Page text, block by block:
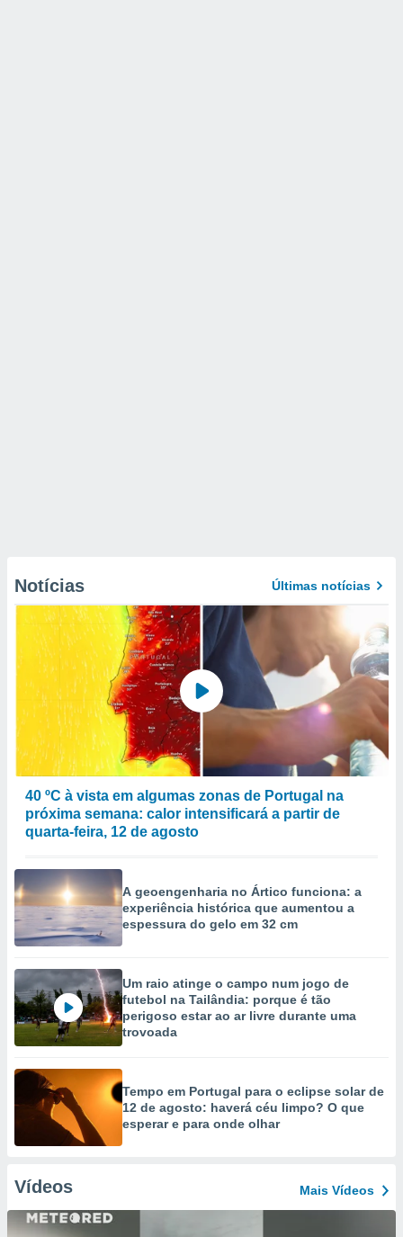
Notícias Últimas notícias
40 ºC à vista em algumas zonas de Portugal na
próxima semana: calor intensificará a partir de
quarta-feira, 12 de agosto
A geoengenharia no Ártico funciona: a
experiência histórica que aumentou a
espessura do gelo em 32 cm
Um raio atinge o campo num jogo de
futebol na Tailândia: porque é tão
perigoso estar ao ar livre durante uma
trovoada
Tempo em Portugal para o eclipse solar de
12 de agosto: haverá céu limpo? O que
esperar e para onde olhar
Vídeos Mais Vídeos